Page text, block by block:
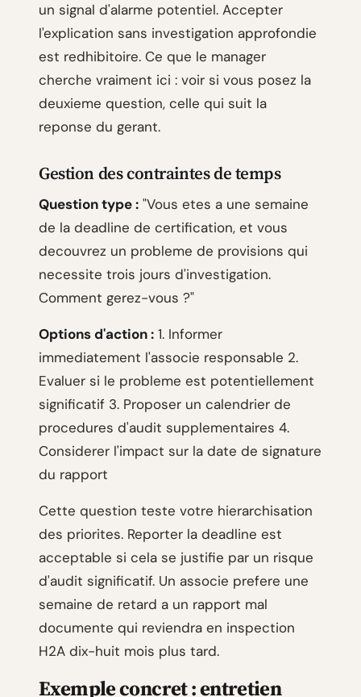
un signal d'alarme potentiel. Accepter
l'explication sans investigation approfondie
est redhibitoire. Ce que le manager
cherche vraiment ici : voir si vous posez la
deuxieme question, celle qui suit la
reponse du gerant.
Gestion des contraintes de temps
Question type : "Vous etes a une semaine
de la deadline de certification, et vous
decouvrez un probleme de provisions qui
necessite trois jours d'investigation.
Comment gerez-vous ?"
Options d'action : 1. Informer
immediatement l'associe responsable 2.
Evaluer si le probleme est potentiellement
significatif 3. Proposer un calendrier de
procedures d'audit supplementaires 4.
Considerer l'impact sur la date de signature
du rapport
Cette question teste votre hierarchisation
des priorites. Reporter la deadline est
acceptable si cela se justifie par un risque
d'audit significatif. Un associe prefere une
semaine de retard a un rapport mal
documente qui reviendra en inspection
H2A dix-huit mois plus tard.
Exemple concret : entretien